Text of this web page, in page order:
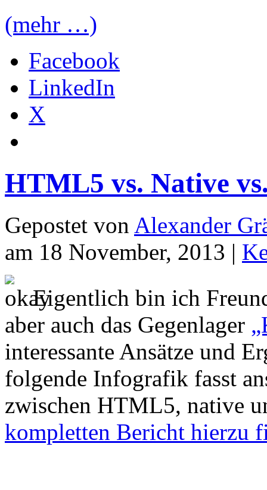
(mehr …)
Facebook
LinkedIn
X
HTML5 vs. Native
Gepostet von Alexander
am 18 November, 2013 |
Eigentlich bin ich
aber auch das Gegenlager
interessante Ansätze und
folgende Infografik fasst
zwischen HTML5, native
kompletten Bericht hierzu